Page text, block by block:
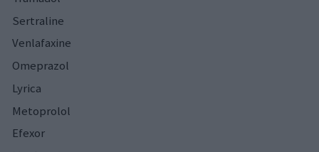
Sertraline
Venlafaxine
Omeprazol
Lyrica
Metoprolol
Efexor